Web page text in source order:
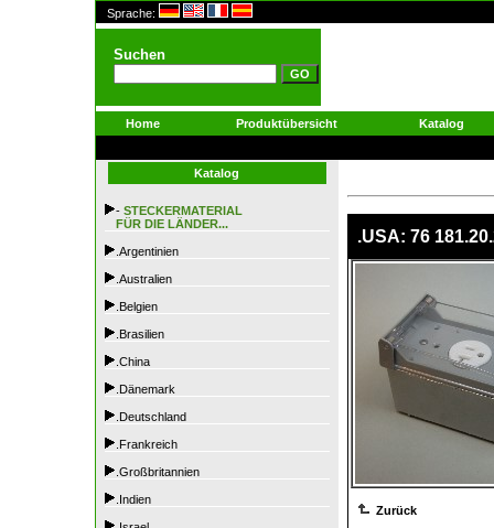
Sprache:
Suchen
Home Produktübersicht Katalog
Katalog
- STECKERMATERIAL
FÜR DIE LÄNDER...
.Argentinien
.Australien
.Belgien
.Brasilien
.China
.Dänemark
.Deutschland
.Frankreich
.Großbritannien
.Indien
.USA: 76
Zurück